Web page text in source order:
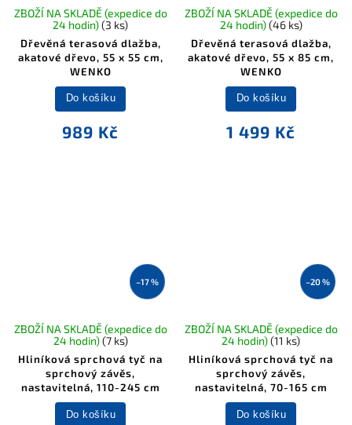
Dřevěná terasová dlažba,
akatové dřevo, 55 x 55 cm,
WENKO
ZBOŽÍ NA SKLADĚ (expedice do
24 hodin)(3 ks)
989 Kč
Do košíku
Dřevěná terasová dlažba,
akatové dřevo, 55 x 85 cm,
WENKO
ZBOŽÍ NA SKLADĚ (expedice do
24 hodin)(46 ks)
1 499 Kč
Do košíku
–17 %
Hliníková sprchová tyč na
sprchový závěs,
nastavitelná, 110-245 cm
ZBOŽÍ NA SKLADĚ (expedice do
24 hodin)(7 ks)
Do košíku
–20 %
Hliníková sprchová tyč na
sprchový závěs,
nastavitelná, 70-165 cm
ZBOŽÍ NA SKLADĚ (expedice do
24 hodin)(11 ks)
Do košíku